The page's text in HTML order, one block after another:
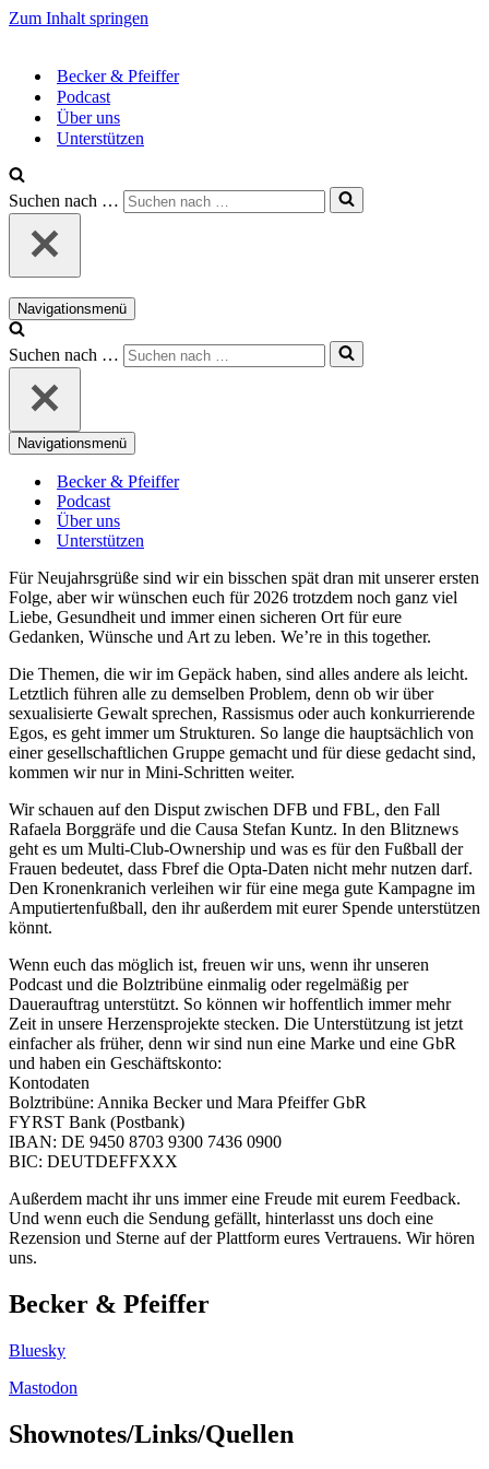
Zum Inhalt springen
Becker & Pfeiffer
Podcast
Über uns
Unterstützen
Suchen nach …
Navigationsmenü
Suchen nach …
Navigationsmenü
Becker & Pfeiffer
Podcast
Über uns
Unterstützen
Für Neujahrsgrüße sind wir ein bisschen spät dran mit unserer ersten
Folge, aber wir wünschen euch für 2026 trotzdem noch ganz viel
Liebe, Gesundheit und immer einen sicheren Ort für eure
Gedanken, Wünsche und Art zu leben. We’re in this together.
Die Themen, die wir im Gepäck haben, sind alles andere als leicht.
Letztlich führen alle zu demselben Problem, denn ob wir über
sexualisierte Gewalt sprechen, Rassismus oder auch konkurrierende
Egos, es geht immer um Strukturen. So lange die hauptsächlich von
einer gesellschaftlichen Gruppe gemacht und für diese gedacht sind,
kommen wir nur in Mini-Schritten weiter.
Wir schauen auf den Disput zwischen DFB und FBL, den Fall
Rafaela Borggräfe und die Causa Stefan Kuntz. In den Blitznews
geht es um Multi-Club-Ownership und was es für den Fußball der
Frauen bedeutet, dass Fbref die Opta-Daten nicht mehr nutzen darf.
Den Kronenkranich verleihen wir für eine mega gute Kampagne im
Amputiertenfußball, den ihr außerdem mit eurer Spende unterstützen
könnt.
Wenn euch das möglich ist, freuen wir uns, wenn ihr unseren
Podcast und die Bolztribüne einmalig oder regelmäßig per
Dauerauftrag unterstützt. So können wir hoffentlich immer mehr
Zeit in unsere Herzensprojekte stecken. Die Unterstützung ist jetzt
einfacher als früher, denn wir sind nun eine Marke und eine GbR
und haben ein Geschäftskonto:
Kontodaten
Bolztribüne: Annika Becker und Mara Pfeiffer GbR
FYRST Bank (Postbank)
IBAN: DE 9450 8703 9300 7436 0900
BIC: DEUTDEFFXXX
Außerdem macht ihr uns immer eine Freude mit eurem Feedback.
Und wenn euch die Sendung gefällt, hinterlasst uns doch eine
Rezension und Sterne auf der Plattform eures Vertrauens. Wir hören
uns.
Becker & Pfeiffer
Bluesky
Mastodon
Shownotes/Links/Quellen